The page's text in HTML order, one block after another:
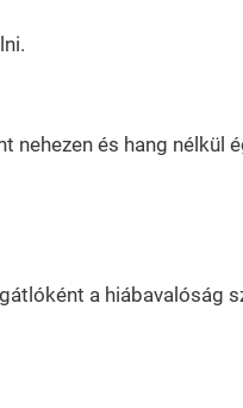
és hang nélkül
a hiábavalóság